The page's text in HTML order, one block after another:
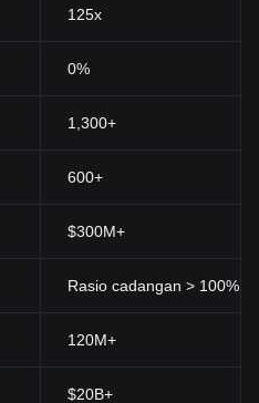
125x
0%
1,300+
600+
$300M+
Rasio cadangan > 100%
120M+
$20B+